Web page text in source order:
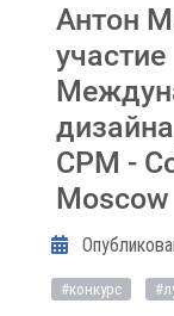
Антон
CPM -
Moscow
Информация о
#конкурс